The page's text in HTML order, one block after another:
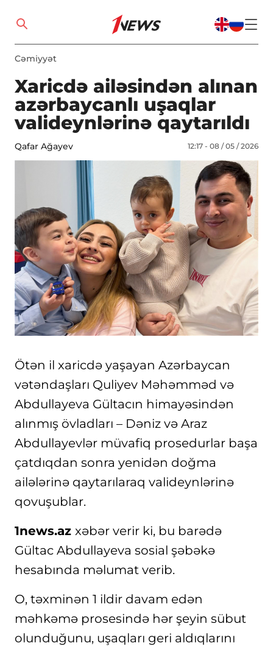
Cəmiyyət
Xaricdə ailəsindən alınan
azərbaycanlı uşaqlar
valideynlərinə qaytarıldı
Qafar Ağayev 12:17 - 08 / 05 / 2026
Ötən il xaricdə yaşayan Azərbaycan
vətəndaşları Quliyev Məhəmməd və
Abdullayeva Gültacın himayəsindən
alınmış övladları – Dəniz və Araz
Abdullayevlər müvafiq prosedurlar başa
çatdıqdan sonra yenidən doğma
ailələrinə qaytarılaraq valideynlərinə
qovuşublar.
1news.az xəbər verir ki, bu barədə
Gültac Abdullayeva sosial şəbəkə
hesabında məlumat verib.
O, təxminən 1 ildir davam edən
məhkəmə prosesində hər şeyin sübut
olunduğunu, uşaqları geri aldıqlarını